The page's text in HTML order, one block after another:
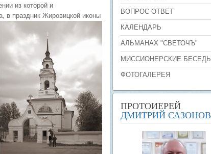
из которой и
в праздник Жировицкой иконы
ВОПРОС-ОТВЕТ
КАЛЕНДАРЬ
АЛЬМАНАХ "СВЕТОЧЪ"
МИССИОНЕРСКИЕ БЕСЕДЫ
ФОТОГАЛЕРЕЯ
ПРОТОИЕРЕЙ
ДМИТРИЙ САЗОНОВ